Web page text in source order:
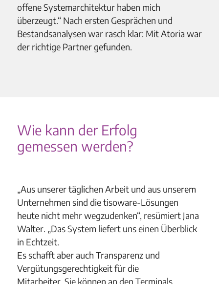
offene Systemarchitektur haben mich
überzeugt.“ Nach ersten Gesprächen und
Bestandsanalysen war rasch klar: Mit Atoria war
der richtige Partner gefunden.
Wie kann der Erfolg
gemessen werden?
„Aus unserer täglichen Arbeit und aus unserem
Unternehmen sind die tisoware-Lösungen
heute nicht mehr wegzudenken“, resümiert Jana
Walter. „Das System liefert uns einen Überblick
in Echtzeit.
Es schafft aber auch Transparenz und
Vergütungsgerechtigkeit für die
Mitarbeiter. Sie können an den Terminals